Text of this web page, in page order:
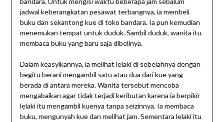
jadwal keberangkatan pesawat terbangnya, ia membeli
buku dan sekantong kue di toko bandara. Ia pun kemudian
menemukan tempat untuk duduk. Sambil duduk, wanita itu
membaca buku yang baru saja dibelinya.
Dalam keasyikannya, ia melihat lelaki di sebelahnya dengan
begitu berani mengambil satu atau dua dari kue yang
berada di antara mereka. Wanita tersebut mencoba
mengabaikan agar tidak terjadi keributan karena ia berpikir
lelaki itu mengambil kuenya tanpa seizinnya. Ia membaca
buku, mengunyah kue dan melihat jam. Sementara lelaki itu